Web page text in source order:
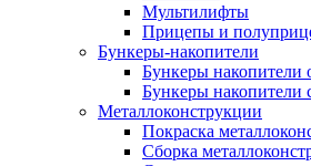
Мультилифты
Прицепы и
Бункеры-накопители
Бункеры накопители
Бункеры накопители
Металлоконструкции
Покраска
Сборка